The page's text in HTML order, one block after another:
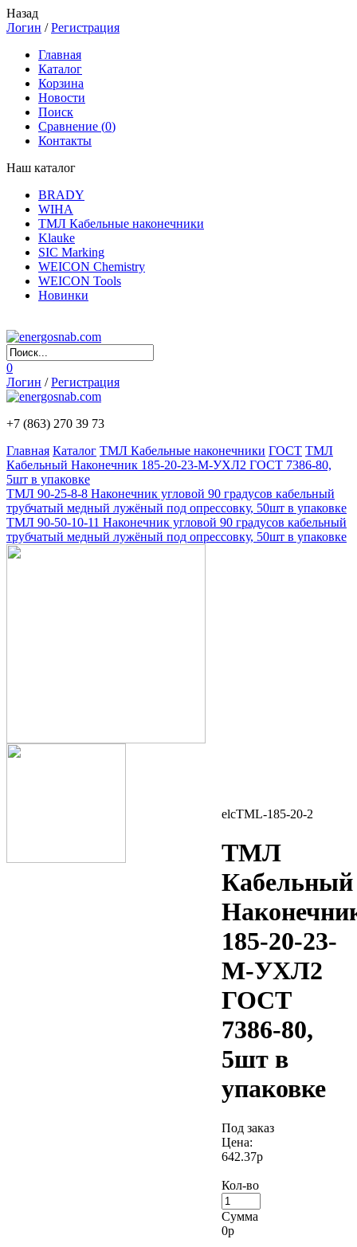
Назад
Логин /Регистрация
Главная
Каталог
Корзина
Новости
Поиск
Сравнение (0)
Контакты
Наш каталог
BRADY
WIHA
ТМЛ Кабельные наконечники
Klauke
SIC Marking
WEICON Chemistry
WEICON Tools
Новинки
0
Логин /Регистрация
+7 (863) 270 39 73
Главная Каталог ТМЛ Кабельные наконечники ГОСТ ТМЛ
Кабельный Наконечник 185-20-23-М-УХЛ2 ГОСТ 7386-80,
5шт в упаковке
ТМЛ 90-25-8-8 Наконечник угловой 90 градусов кабельный
трубчатый медный лужёный под опрессовку, 50шт в упаковке
ТМЛ 90-50-10-11 Наконечник угловой 90 градусов кабельный
трубчатый медный лужёный под опрессовку, 50шт в упаковке
elcTML-185-20-2
ТМЛ
Кабельный
185-20-23-
М-УХЛ2
ГОСТ
7386-80,
5шт в
упаковке
Под заказ
Цена:
642.37р
Кол-во
Сумма
0р